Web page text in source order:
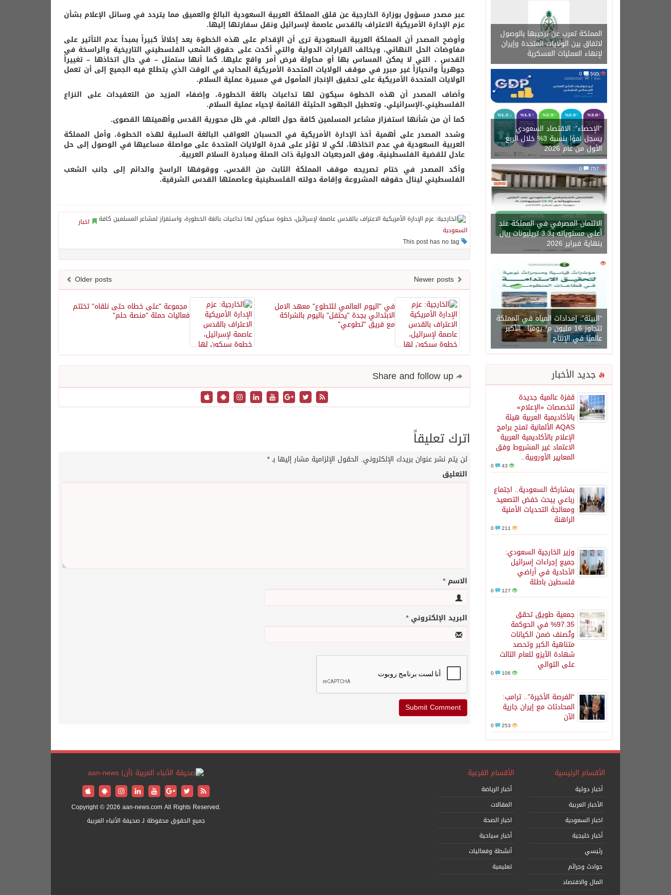
المملكة تعرب عن ترحيبها بالوصول
لاتفاق بين الولايات المتحدة وإيران
لإنهاء العمليات العسكرية
505
“الإحصاء”: الاقتصاد السعودي
يسجل نموًا بنسبة 3% خلال الربع
الأول من عام 2026
757
0
الائتمان المصرفي في المملكة عند
أعلى مستوياته بـ3.3 تريليونات ريال
بنهاية فبراير 2026
1450
“البيئة”: إمدادات المياه في المملكة
تتجاوز 16 مليون م³ يوميًا.. الأكبر
عالميًا في الإنتاج
جديد الأخبار
قفزة عالمية جديدة
لتخصصات «الإعلام»
بالأكاديمية العربية هيئة
AQAS الألمانية تمنح برامج
الإعلام بالأكاديمية العربية
الاعتماد غير المشروط وفق
المعايير الأوروبية..
43
بمشاركة السعودية.. اجتماع
رباعي يبحث خفض التصعيد
ومعالجة التحديات الأمنية
الراهنة
211
وزير الخارجية السعودي:
جميع إجراءات إسرائيل
الأحادية في أراضي
فلسطين باطلة
127
جمعية طويق تحقق
97.35% في الحوكمة
وتُصنف ضمن الكيانات
متناهية الكبر وتحصد
شهادة الآيزو للعام الثالث
على التوالي
106
“الفرصة الأخيرة”.. ترامب:
المحادثات مع إيران جارية
الآن
253
عبر مصدر مسؤول بوزارة الخارجية عن قلق المملكة العربية السعودية البالغ والعميق مما يتردد في وسائل الإعلام بشأن
عزم الإدارة الأمريكية الاعتراف بالقدس عاصمة لإسرائيل ونقل سفارتها إليها.
وأوضح المصدر أن المملكة العربية السعودية ترى أن الإقدام على هذه الخطوة يعد إخلالاً كبيراً بمبدأ عدم التأثير على
مفاوضات الحل النهائي، ويخالف القرارات الدولية والتي أكدت على حقوق الشعب الفلسطيني التاريخية والراسخة في
القدس ، التي لا يمكن المساس بها أو محاولة فرض أمر واقع عليها. كما أنها ستمثل – في حال اتخاذها – تغييراً
جوهرياً وانحيازاً غير مبرر في موقف الولايات المتحدة الأمريكية المحايد في الوقت الذي يتطلع فيه الجميع إلى أن تعمل
الولايات المتحدة الأمريكية على تحقيق الإنجاز المأمول في مسيرة عملية السلام.
وأضاف المصدر أن هذه الخطوة سيكون لها تداعيات بالغة الخطورة، وإضفاء المزيد من التعقيدات على النزاع
الفلسطيني-الإسرائيلي، وتعطيل الجهود الحثيثة القائمة لإحياء عملية السلام.
كما أن من شأنها استفزاز مشاعر المسلمين كافة حول العالم، في ظل محورية القدس وأهميتها القصوى.
وشدد المصدر على أهمية أخذ الإدارة الأمريكية في الحسبان العواقب البالغة السلبية لهذه الخطوة، وأمل المملكة
العربية السعودية في عدم اتخاذها، لكي لا تؤثر على قدرة الولايات المتحدة على مواصلة مساعيها في الوصول إلى حل
عادل للقضية الفلسطينية، وفق المرجعيات الدولية ذات الصلة ومبادرة السلام العربية.
وأكد المصدر في ختام تصريحه موقف المملكة الثابت من القدس، ووقوفها الراسخ والدائم إلى جانب الشعب
الفلسطيني لينال حقوقه المشروعة وإقامة دولته الفلسطينية وعاصمتها القدس الشرقية.
اخبار
السعودية
Older posts
مجموعة "على خطاه حتى نلقاه" تختتم
فعاليات حملة "منصة حلم"
في "اليوم العالمي للتطوع" معهد الامل
الابتدائي بجدة "يحتفل" باليوم بالشراكة
مع فريق "تطوعي"
اترك تعليقاً
لن يتم نشر عنوان بريدك الإلكتروني. الحقول الإلزامية مشار إليها بـ*
التعليق
الاسم*
البريد الإلكتروني*
الأقسام الرئيسية
أخبار دولية
الأخبار العربية
اخبار السعودية
أخبار خليجية
رئيسي
حوادث وجرائم
المال والاقتصاد
الأقسام الفرعية
أخبار الرياضة
المقالات
اخبار الصحة
أخبار سياحية
أنشطة وفعاليات
تعليمية
Copyright © 2026 aan-news.com All Rights Reserved.
جميع الحقوق محفوظة لـ صحيفة الأنباء العربية